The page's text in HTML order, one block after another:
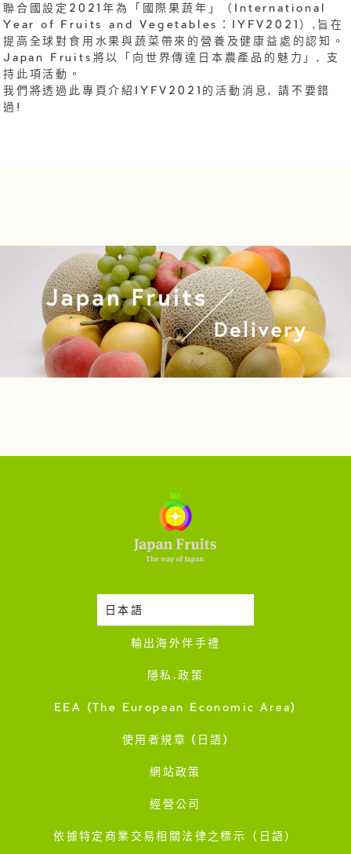
聯合國設定2021年為「國際果蔬年」（International
Year of Fruits and Vegetables：IYFV2021）,旨在
提高全球對食用水果與蔬菜帶來的營養及健康益處的認知。
Japan Fruits將以「向世界傳達日本農產品的魅力」, 支
持此項活動。
我們將透過此專頁介紹IYFV2021的活動消息, 請不要錯
過!
日本語時令蔬果收成表
輸出海外伴手禮
隱私·政策
EEA (The European Economic Area)
使用者規章 (日語)
網站政策
經營公司
依據特定商業交易相關法律之標示（日語）